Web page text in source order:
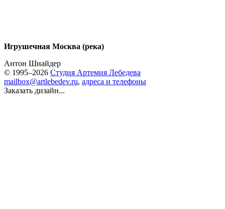
Игрушечная Москва (река)
Антон Шнайдер
© 1995–2026 Студия Артемия Лебедева
mailbox@artlebedev.ru, адреса и телефоны
Заказать дизайн...